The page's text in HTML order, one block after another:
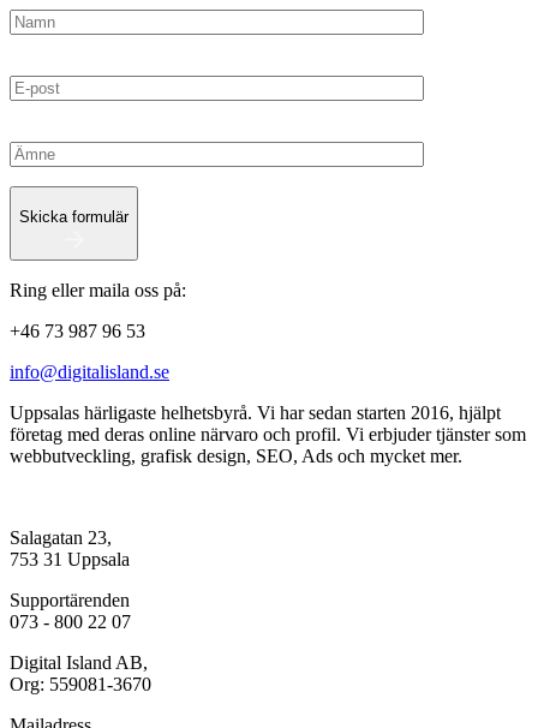
Skicka formulär
Ring eller maila oss på:
+46 73 987 96 53
info@digitalisland.se
Uppsalas härligaste helhetsbyrå. Vi har sedan starten 2016, hjälpt
företag med deras online närvaro och profil. Vi erbjuder tjänster som
webbutveckling, grafisk design, SEO, Ads och mycket mer.
Salagatan 23,
753 31 Uppsala
Supportärenden
073 - 800 22 07
Digital Island AB,
Org: 559081-3670